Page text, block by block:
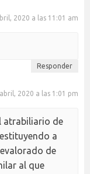
2020 a las 11:01 am
Responder
2020 a las 1:01 pm
atrabiliario de
a
de
al que